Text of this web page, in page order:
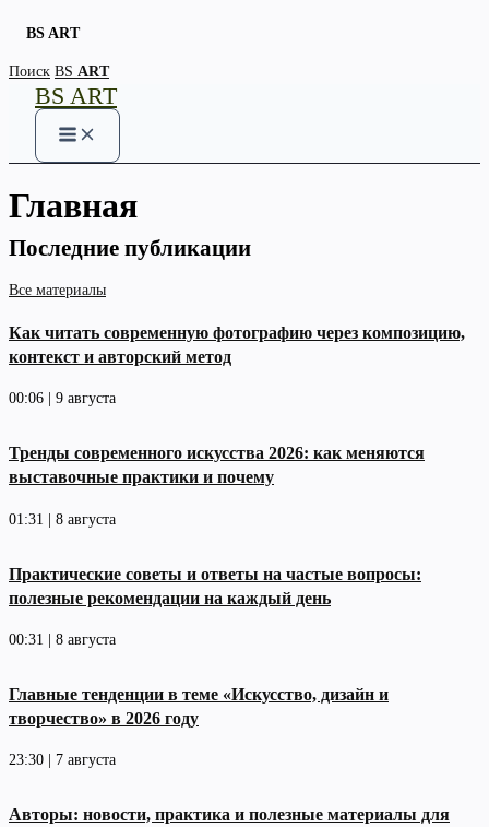
BS ART
Skip
content
Поиск BS ART
BS ART
Главная
Последние публикации
Все материалы
Как читать современную фотографию через композицию,
контекст и авторский метод
00:06 | 9 августа
Тренды современного искусства 2026: как меняются
выставочные практики и почему
01:31 | 8 августа
Практические советы и ответы на частые вопросы:
полезные рекомендации на каждый день
00:31 | 8 августа
Главные тенденции в теме «Искусство, дизайн и
творчество» в 2026 году
23:30 | 7 августа
Авторы: новости, практика и полезные материалы для